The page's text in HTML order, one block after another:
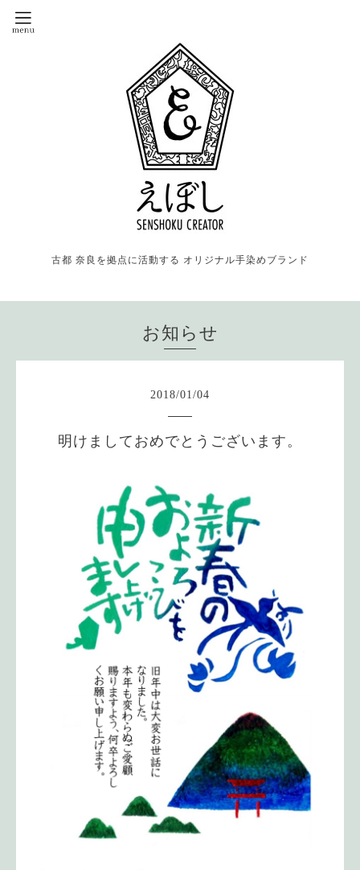
古都 奈良を拠点に活動する オリジナル手染めブランド
お知らせ
2018/01/04
明けましておめでとうございます。